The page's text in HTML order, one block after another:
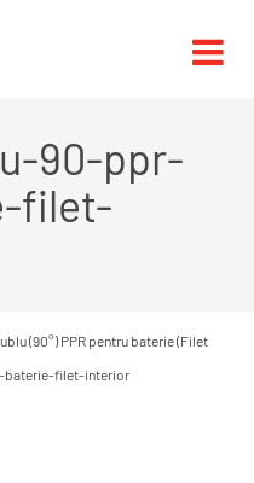
90-ppr-
filet-
(90°) PPR pentru baterie (Filet
filet-interior